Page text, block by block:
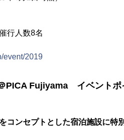
行人数8名
event/2019
PICA Fujiyama イベントポ
ンセプトとした宿泊施設に特